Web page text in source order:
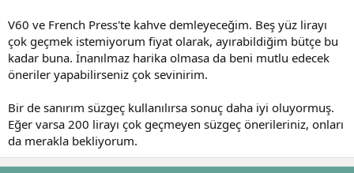
V60 ve French Press'te kahve demleyeceğim. Beş yüz lirayı
çok geçmek istemiyorum fiyat olarak, ayırabildiğim bütçe bu
kadar buna. İnanılmaz harika olmasa da beni mutlu edecek
öneriler yapabilirseniz çok sevinirim.
Bir de sanırım süzgeç kullanılırsa sonuç daha iyi oluyormuş.
Eğer varsa 200 lirayı çok geçmeyen süzgeç önerileriniz, onları
da merakla bekliyorum.